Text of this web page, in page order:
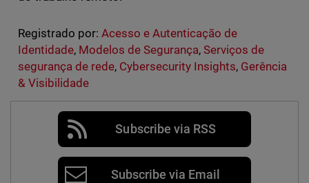
Registrado por: Acesso e Autenticação de
Identidade, Modelos de Segurança,Serviços de
segurança de rede, Cybersecurity Insights, Gerência
& Visibilidade
Subscribe via RSS
Subscribe via Email